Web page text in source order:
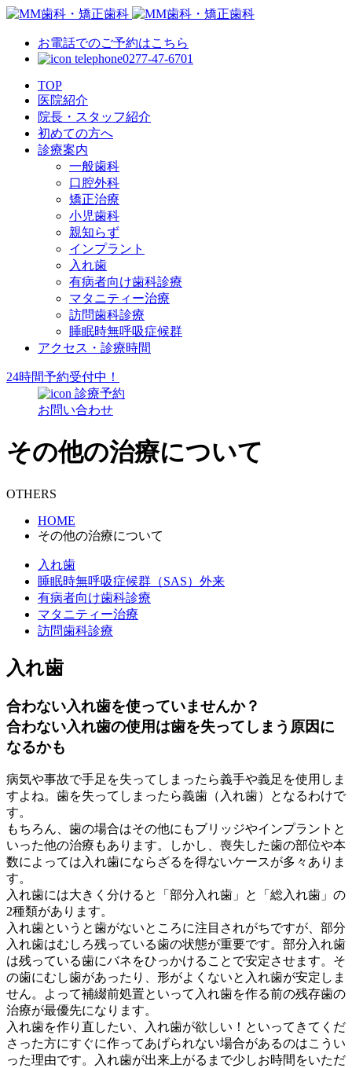
お電話でのご予約はこちら
0277-47-6701
TOP
医院紹介
院長・スタッフ紹介
初めての方へ
診療案内
一般歯科
口腔外科
矯正治療
小児歯科
親知らず
インプラント
入れ歯
有病者向け歯科診療
マタニティー治療
訪問歯科診療
睡眠時無呼吸症候群
アクセス・診療時間
24時間予約受付中！
診療予約
お問い合わせ
その他の治療について
OTHERS
HOME
その他の治療について
入れ歯
睡眠時無呼吸症候群（SAS）外来
有病者向け歯科診療
マタニティー治療
訪問歯科診療
入れ歯
合わない入れ歯を使っていませんか？
合わない入れ歯の使用は歯を失ってしまう原因に
なるかも
病気や事故で手足を失ってしまったら義手や義足を使用しま
すよね。歯を失ってしまったら義歯（入れ歯）となるわけで
す。
もちろん、歯の場合はその他にもブリッジやインプラントと
いった他の治療もあります。しかし、喪失した歯の部位や本
数によっては入れ歯にならざるを得ないケースが多々ありま
す。
入れ歯には大きく分けると「部分入れ歯」と「総入れ歯」の
2種類があります。
入れ歯というと歯がないところに注目されがちですが、部分
入れ歯はむしろ残っている歯の状態が重要です。部分入れ歯
は残っている歯にバネをひっかけることで安定させます。そ
の歯にむし歯があったり、形がよくないと入れ歯が安定しま
せん。よって補綴前処置といって入れ歯を作る前の残存歯の
治療が最優先になります。
入れ歯を作り直したい、入れ歯が欲しい！といってきてくだ
さった方にすぐに作ってあげられない場合があるのはこうい
った理由です。入れ歯が出来上がるまで少しお時間をいただ